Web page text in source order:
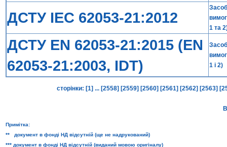
ДСТУ IEC 62053-21:2012
1 та
ДСТУ EN 62053-21:2015 (EN
62053-21:2003, IDT)
1 і 2)
сторінки: [1] ... [2558] [2559] [2560] [2561] [2562] [2563]
Примітка:
** документ в фонді НД відсутній (ще не надрукований)
*** документ в фонді НД відсутній (виданий мовою оригіналу)